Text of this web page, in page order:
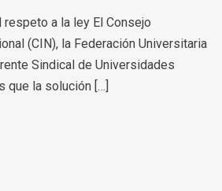
a la ley El Consejo
(CIN), la Federación Universitaria
Sindical de Universidades
que la solución […]